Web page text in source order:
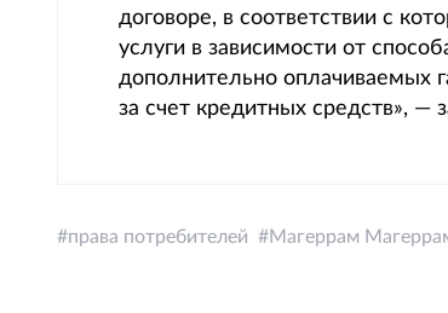
договоре, в соответствии с
услуги в зависимости от
дополнительно оплачиваемых
за счет кредитных средств»,
права потребителей Магеррам